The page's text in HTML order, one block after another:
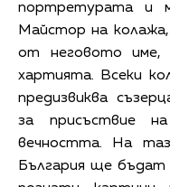
портретурата и
Майстор на
от неговото име,
хартията. Всеки
предизвиква
за присъствие
вечността. На
България ще бъдат